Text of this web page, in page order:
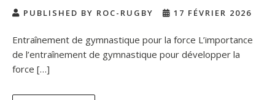
PUBLISHED BY ROC-RUGBY 17 FÉVRIER 2026
Entraînement de gymnastique pour la force L’importance
de l’entraînement de gymnastique pour développer la
force […]